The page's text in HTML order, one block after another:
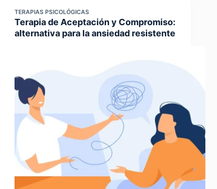
TERAPIAS PSICOLÓGICAS
Terapia de Aceptación y Compromiso:
alternativa para la ansiedad resistente